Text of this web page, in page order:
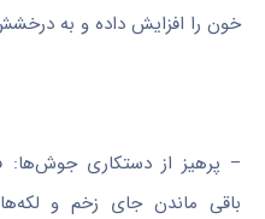
خون را افزایش داده و به
– پرهیز از دستکاری جوش‌ها:
باقی ماندن جای زخم و